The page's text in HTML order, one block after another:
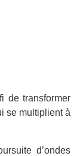
de transformer
se multiplient à
d’ondes